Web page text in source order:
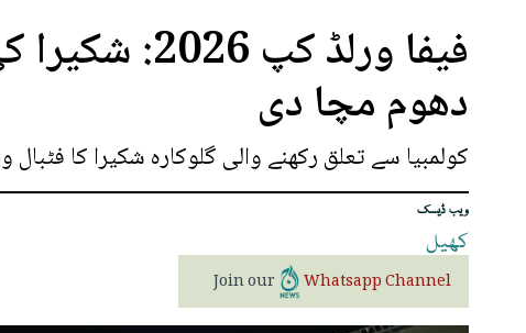
فیفا ورلڈ
دھوم مچا دی
کولمبیا سے تعلق رکھنے والی گلوکارہ شکیرا کا فٹبال
ویب ڈیسک
کھیل
Join our Whatsapp Channel